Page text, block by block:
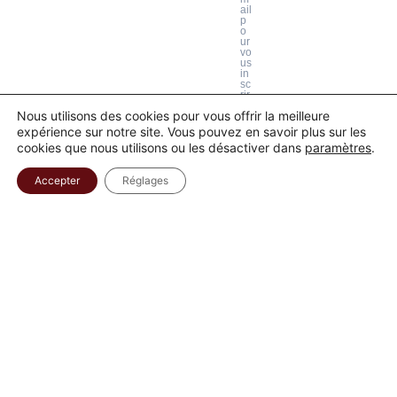
ail
p
o
ur
vo
us
in
sc
rir
E
:
a
Nous utilisons des cookies pour vous offrir la meilleure
expérience sur notre site. Vous pouvez en savoir plus sur les
cookies que nous utilisons ou les désactiver dans paramètres.
Accepter Réglages